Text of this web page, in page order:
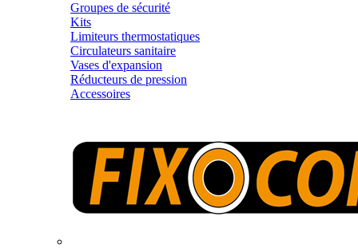
Groupes de sécurité
Kits
Limiteurs thermostatiques
Circulateurs sanitaire
Vases d'expansion
Réducteurs de pression
Accessoires